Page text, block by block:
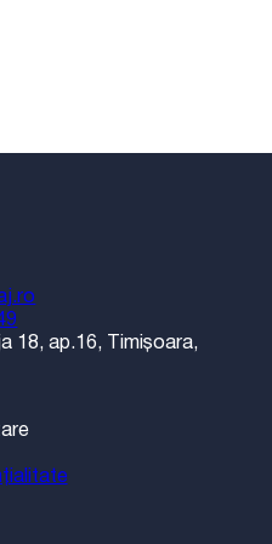
18, ap.16, Timișoara,